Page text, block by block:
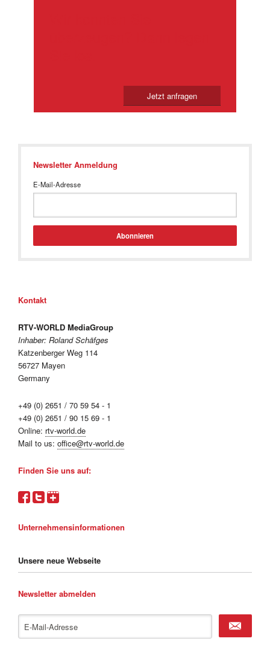
Jetzt anfragen
Newsletter Anmeldung
E-Mail-Adresse
Abonnieren
Kontakt
RTV-WORLD MediaGroup
Inhaber: Roland Schäfges
Katzenberger Weg 114
56727 Mayen
Germany
+49 (0) 2651 / 70 59 54 - 1
+49 (0) 2651 / 90 15 69 - 1
Online: rtv-world.de
Mail to us: office@rtv-world.de
Finden Sie uns auf:
Unternehmensinformationen
Unsere neue Webseite
Newsletter abmelden